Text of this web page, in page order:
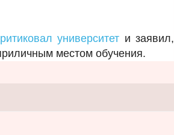
университет и заявил,
местом обучения.